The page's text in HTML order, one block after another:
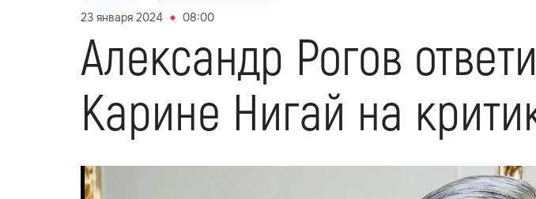
23 января 2024 08:00
Александр Рогов
Карине Нигай на